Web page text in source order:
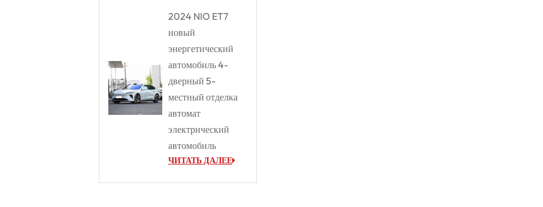
2024 NIO ET7
новый
энергетический
автомобиль 4-
дверный 5-
местный отделка
автомат
электрический
автомобиль
ЧИТАТЬ ДАЛЕЕ